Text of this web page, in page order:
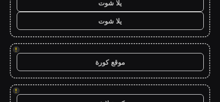
يلا شوت
يلا شوت
!
موقع كورة
!